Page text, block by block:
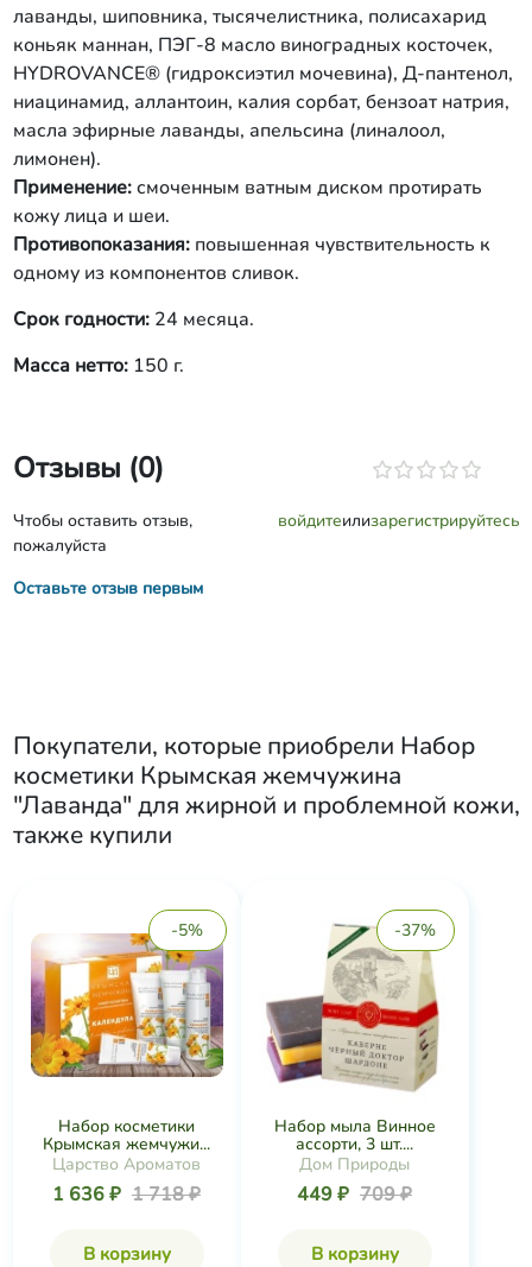
лаванды, шиповника, тысячелистника, полисахарид
коньяк маннан, ПЭГ-8 масло виноградных косточек,
HYDROVANCE® (гидроксиэтил мочевина), Д-пантенол,
ниацинамид, аллантоин, калия сорбат, бензоат натрия,
масла эфирные лаванды, апельсина (линалоол,
лимонен).
Применение:смоченным ватным диском протирать
кожу лица и шеи.
Противопоказания:повышенная чувствительность к
одному из компонентов сливок.
Срок годности:24 месяца.
Масса нетто: 150 г.
Отзывы (0)
Чтобы оставить отзыв,
пожалуйста
войдитеилизарегистрируйтесь
Оставьте отзыв первым
Покупатели, которые приобрели Набор
косметики Крымская жемчужина
"Лаванда" для жирной и проблемной кожи,
также купили
-5%
Набор косметики
Крымская жемчужи...
Царство Ароматов
1 636 ₽ 1 718 ₽
В корзину
-37%
Набор мыла Винное
ассорти, 3 шт....
Дом Природы
449 ₽ 709 ₽
В корзину